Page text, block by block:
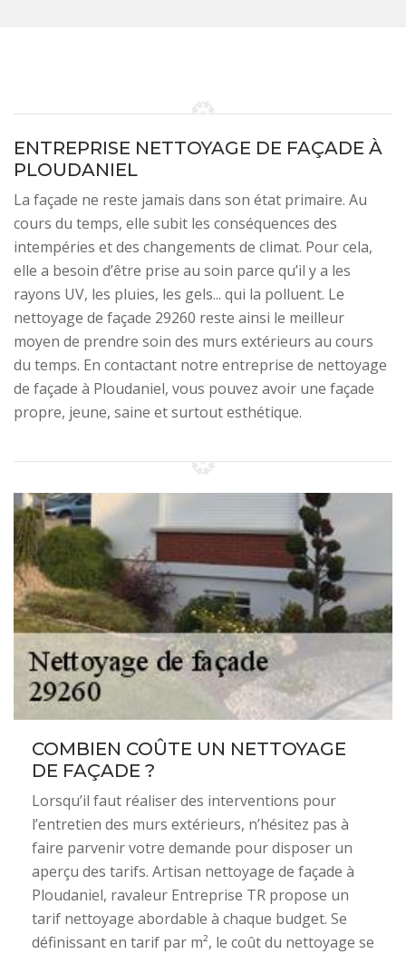
ENTREPRISE NETTOYAGE DE FAÇADE À
PLOUDANIEL
La façade ne reste jamais dans son état primaire. Au
cours du temps, elle subit les conséquences des
intempéries et des changements de climat. Pour cela,
elle a besoin d’être prise au soin parce qu’il y a les
rayons UV, les pluies, les gels... qui la polluent. Le
nettoyage de façade 29260 reste ainsi le meilleur
moyen de prendre soin des murs extérieurs au cours
du temps. En contactant notre entreprise de nettoyage
de façade à Ploudaniel, vous pouvez avoir une façade
propre, jeune, saine et surtout esthétique.
COMBIEN COÛTE UN NETTOYAGE
DE FAÇADE ?
Lorsqu’il faut réaliser des interventions pour
l’entretien des murs extérieurs, n’hésitez pas à
faire parvenir votre demande pour disposer un
aperçu des tarifs. Artisan nettoyage de façade à
Ploudaniel, ravaleur Entreprise TR propose un
tarif nettoyage abordable à chaque budget. Se
définissant en tarif par m², le coût du nettoyage se